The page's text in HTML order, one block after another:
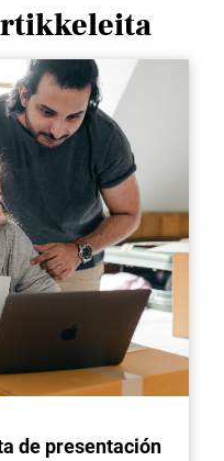
de presentación